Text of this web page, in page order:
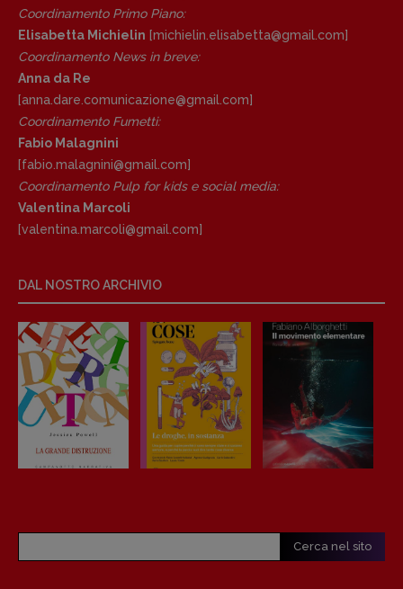
Coordinamento Primo Piano:
Elisabetta Michielin [michielin.elisabetta@gmail.com]
Coordinamento News in breve:
Anna da Re
[anna.dare.comunicazione@gmail. com]
Coordinamento Fumetti:
Fabio Malagnini
[fabio.malagnini@gmail. com]
Coordinamento Pulp for kids e social media:
Valentina Marcoli
[valentina.marcoli@gmail. com]
DAL NOSTRO ARCHIVIO
Cerca nel sito